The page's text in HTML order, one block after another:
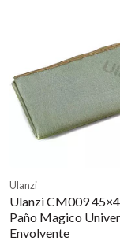
Ulanzi
Ulanzi CM009
Paño Magico
Envolvente